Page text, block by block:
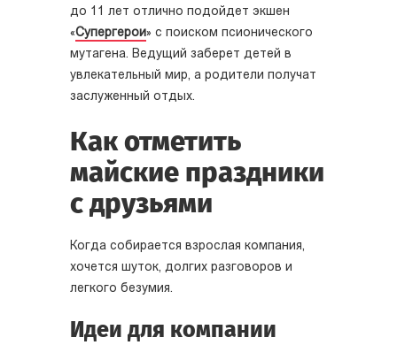
до 11 лет отлично подойдет экшен
«Супергерои» с поиском псионического
мутагена. Ведущий заберет детей в
увлекательный мир, а родители получат
заслуженный отдых.
Как отметить
майские праздники
с друзьями
Когда собирается взрослая компания,
хочется шуток, долгих разговоров и
легкого безумия.
Идеи для компании